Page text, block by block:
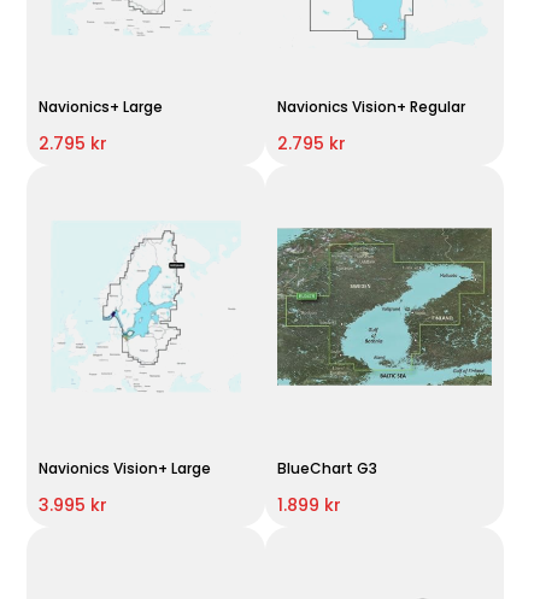
Navionics+ Large
2.795 kr
Navionics Vision+ Regular
2.795 kr
Navionics Vision+ Large
3.995 kr
BlueChart G3
1.899 kr